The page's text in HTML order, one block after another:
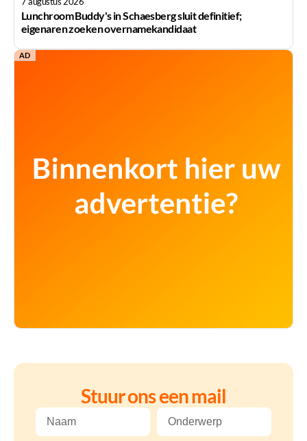
Lunchroom Buddy's in Schaesberg sluit definitief;
eigenaren zoeken overnamekandidaat
AD
Stuur ons een mail